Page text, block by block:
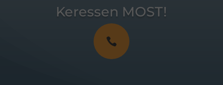
Keressen MOST!
